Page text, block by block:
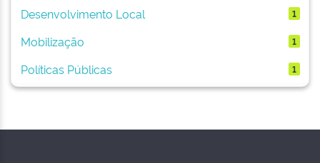
Desenvolvimento Local 1
Mobilização 1
Políticas Públicas 1